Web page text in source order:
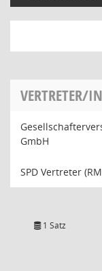
VERTRETER/IN
GmbH
SPD Vertreter
1 Satz